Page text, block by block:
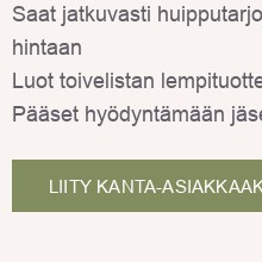
Saat jatkuvasti
hintaan
Luot toivelistan
Pääset hyödyntämään
LIITY KANTA-